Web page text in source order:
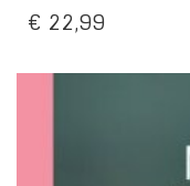
€ 22,99